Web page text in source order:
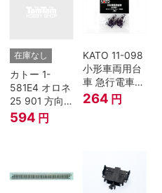
在庫なし
カトー 1-
581E4 オロネ
25 901 方向
幕 4両分
594 円
KATO 11-098
小形車両用台
車 急行電車1
Bトレインシ
ョーティー 対
264 円